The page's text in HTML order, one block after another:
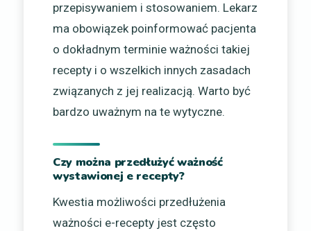
przepisywaniem i stosowaniem. Lekarz
ma obowiązek poinformować pacjenta
o dokładnym terminie ważności takiej
recepty i o wszelkich innych zasadach
związanych z jej realizacją. Warto być
bardzo uważnym na te wytyczne.
Czy można przedłużyć ważność
wystawionej e recepty?
Kwestia możliwości przedłużenia
ważności e-recepty jest często